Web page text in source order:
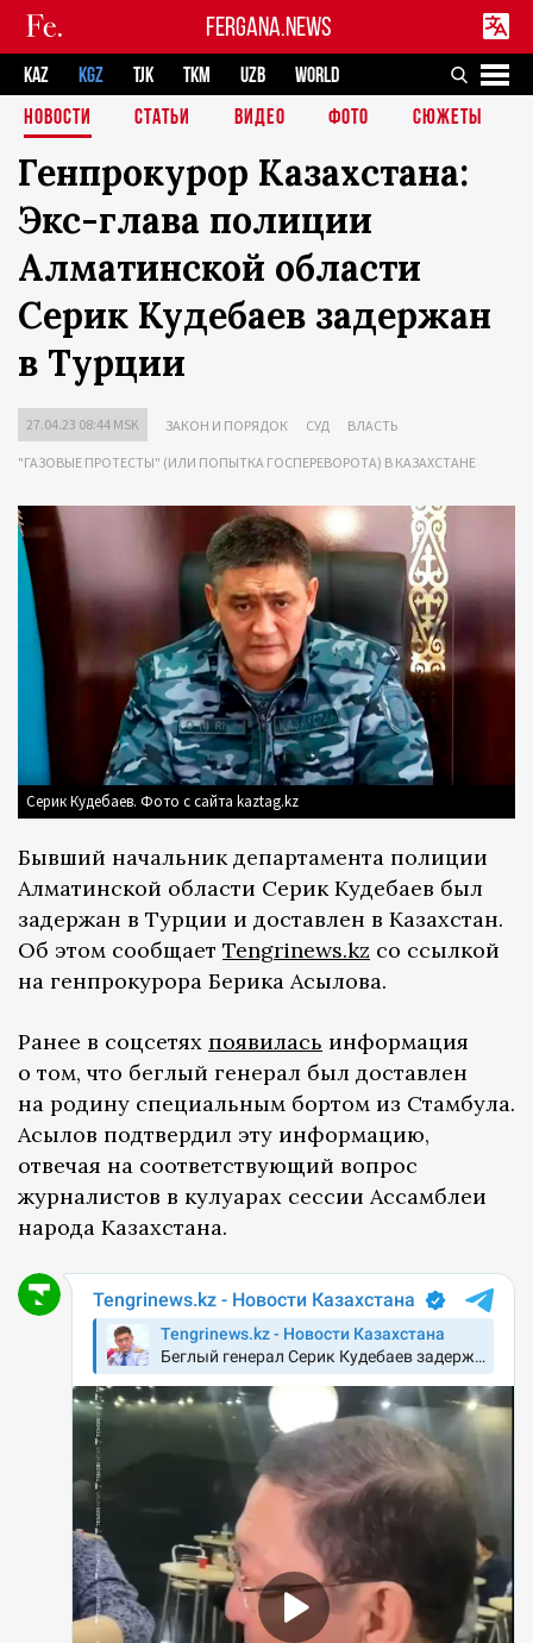
FERGANA.NEWS
KAZ KGZ TJK TKM UZB
WORLD
НОВОСТИ
СТАТЬИ ВИДЕО ФОТО СЮЖЕТЫ
Генпрокурор Казахстана:
Экс-глава полиции
Алматинской области
Серик Кудебаев задержан
в Турции
27.04.23 08:44 MSK ЗАКОН И ПОРЯДОК СУД ВЛАСТЬ
"ГАЗОВЫЕ ПРОТЕСТЫ" (ИЛИ ПОПЫТКА ГОСПЕРЕВОРОТА) В КАЗАХСТАНЕ
Серик Кудебаев. Фото с сайта kaztag.kz
Бывший начальник департамента полиции
Алматинской области Серик Кудебаев был
задержан в Турции и доставлен в Казахстан.
Об этом сообщает Tengrinews.kz со ссылкой
на генпрокурора Берика Асылова.
Ранее в соцсетях появилась информация
о том, что беглый генерал был доставлен
на родину специальным бортом из Стамбула.
Асылов подтвердил эту информацию,
отвечая на соответствующий вопрос
журналистов в кулуарах сессии Ассамблеи
народа Казахстана.